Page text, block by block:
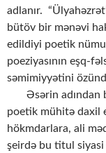
adlanır.
bütöv bir mənəvi
edildiyi poetik
poeziyasının eşq-
səmimiyyətini
Əsərin adından
poetik mühitə daxil
hökmdarlara, ali
şeirdə bu titul